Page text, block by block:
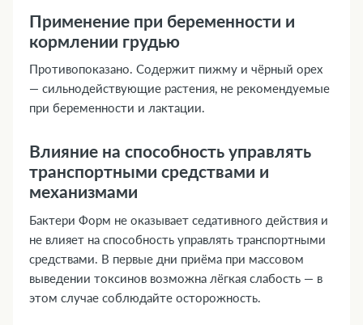
Применение при беременности и
кормлении грудью
Противопоказано. Содержит пижму и чёрный орех
— сильнодействующие растения, не рекомендуемые
при беременности и лактации.
Влияние на способность управлять
транспортными средствами и
механизмами
Бактери Форм не оказывает седативного действия и
не влияет на способность управлять транспортными
средствами. В первые дни приёма при массовом
выведении токсинов возможна лёгкая слабость — в
этом случае соблюдайте осторожность.